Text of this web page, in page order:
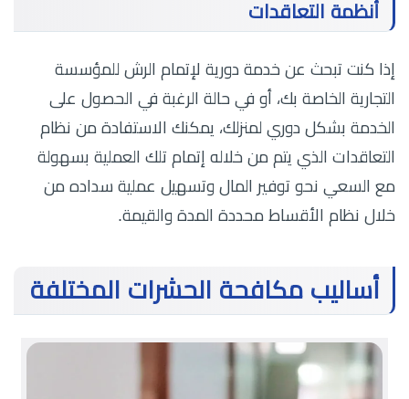
أنظمة التعاقدات
إذا كنت تبحث عن خدمة دورية لإتمام الرش للمؤسسة
التجارية الخاصة بك، أو في حالة الرغبة في الحصول على
الخدمة بشكل دوري لمنزلك، يمكنك الاستفادة من نظام
التعاقدات الذي يتم من خلاله إتمام تلك العملية بسهولة
مع السعي نحو توفير المال وتسهيل عملية سداده من
خلال نظام الأقساط محددة المدة والقيمة.
أساليب مكافحة الحشرات المختلفة